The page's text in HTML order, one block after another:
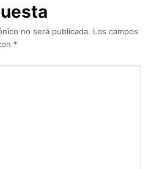
no será publicada. Los campos
*